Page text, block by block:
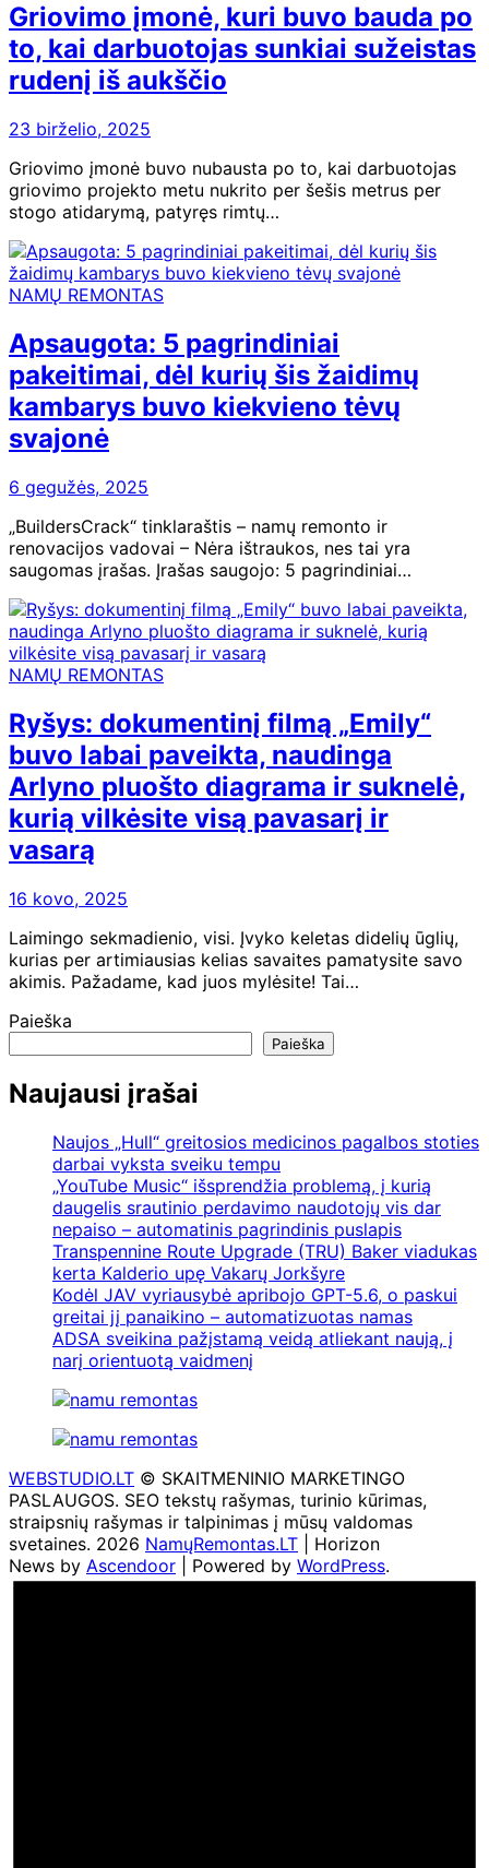
Griovimo įmonė, kuri buvo bauda po
to, kai darbuotojas sunkiai sužeistas
rudenį iš aukščio
23 birželio, 2025
Griovimo įmonė buvo nubausta po to, kai darbuotojas
griovimo projekto metu nukrito per šešis metrus per
stogo atidarymą, patyręs rimtų…
NAMŲ REMONTAS
Apsaugota: 5 pagrindiniai
pakeitimai, dėl kurių šis žaidimų
kambarys buvo kiekvieno tėvų
svajonė
6 gegužės, 2025
„BuildersCrack“ tinklaraštis – namų remonto ir
renovacijos vadovai – Nėra ištraukos, nes tai yra
saugomas įrašas. Įrašas saugojo: 5 pagrindiniai…
NAMŲ REMONTAS
Ryšys: dokumentinį filmą „Emily“
buvo labai paveikta, naudinga
Arlyno pluošto diagrama ir suknelė,
kurią vilkėsite visą pavasarį ir
vasarą
16 kovo, 2025
Laimingo sekmadienio, visi. Įvyko keletas didelių ūglių,
kurias per artimiausias kelias savaites pamatysite savo
akimis. Pažadame, kad juos mylėsite! Tai…
Paieška
Paieška
Naujausi įrašai
Naujos „Hull“ greitosios medicinos pagalbos stoties
darbai vyksta sveiku tempu
„YouTube Music“ išsprendžia problemą, į kurią
daugelis srautinio perdavimo naudotojų vis dar
nepaiso – automatinis pagrindinis puslapis
Transpennine Route Upgrade (TRU) Baker viadukas
kerta Kalderio upę Vakarų Jorkšyre
Kodėl JAV vyriausybė apribojo GPT-5.6, o paskui
greitai jį panaikino – automatizuotas namas
ADSA sveikina pažįstamą veidą atliekant naują, į
narį orientuotą vaidmenį
WEBSTUDIO.LT © SKAITMENINIO MARKETINGO
PASLAUGOS. SEO tekstų rašymas, turinio kūrimas,
straipsnių rašymas ir talpinimas į mūsų valdomas
svetaines. 2026 NamųRemontas.LT | Horizon
News by Ascendoor | Powered by WordPress.